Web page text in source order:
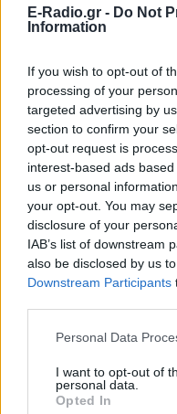
E-Radio.gr - Do Not
Information
If you wish to opt-out of
processing of your
targeted advertising by
section to confirm your
opt-out request is
interest-based ads
us or personal
your opt-out. You may
disclosure of your
IAB’s list of downstream
also be disclosed by us
Downstream Participants
Personal Data
I want to opt-out of
personal data.
Opted In
ΔΕΙΤΕ ΕΠΙΣΗΣ
ΣΤΗΝ ΙΔΙΑ
Ο